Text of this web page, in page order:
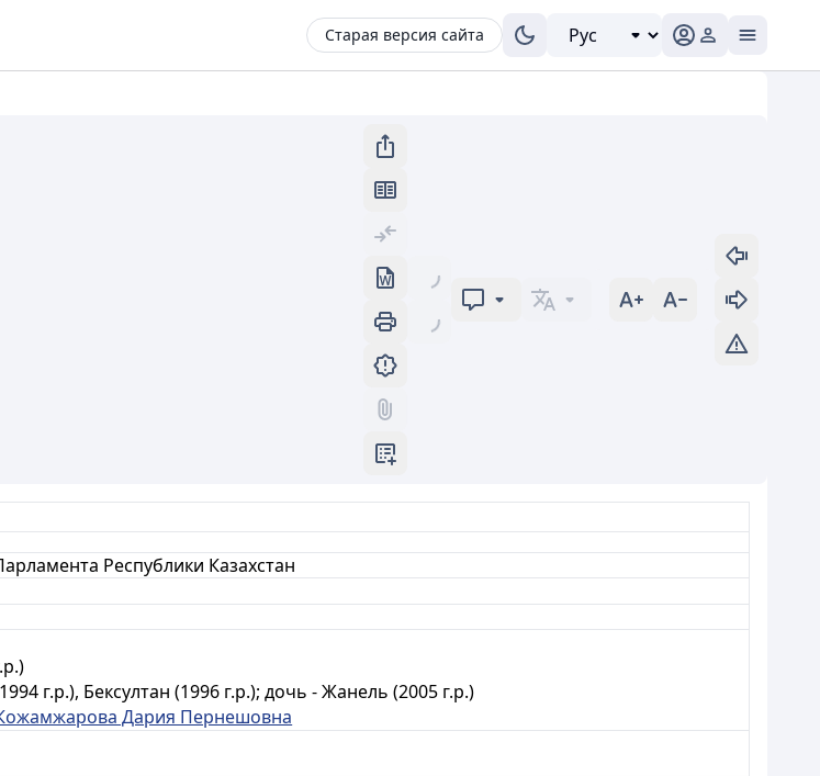
Старая версия сайта
Республики Казахстан
г.р.), Бексултан (1996 г.р.); дочь - Жанель (2005 г.р.)
Дария Пернешовна